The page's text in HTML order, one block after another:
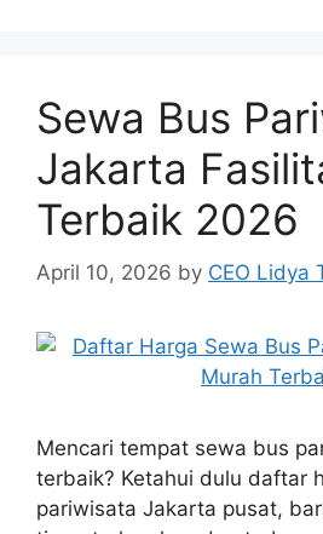
Sewa Bus
Jakarta
Terbaik 2026
April 10, 2026 by CEO Lidya
Mencari tempat sewa bus
terbaik? Ketahui dulu daftar
pariwisata Jakarta pusat,